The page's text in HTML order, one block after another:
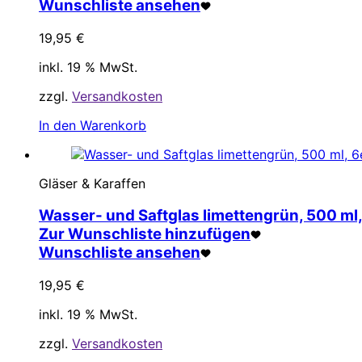
Wunschliste ansehen
19,95 €
inkl. 19 % MwSt.
zzgl. Versandkosten
In den Warenkorb
Gläser & Karaffen
Wasser- und Saftglas limettengrün, 500
Zur Wunschliste hinzufügen
Wunschliste ansehen
19,95 €
inkl. 19 % MwSt.
zzgl. Versandkosten